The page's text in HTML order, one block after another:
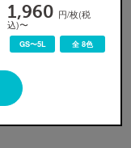
パープル
。
1,960 円/枚(税
込)〜
GS〜5L 全 8色